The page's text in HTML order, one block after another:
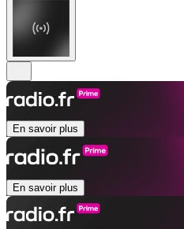
En savoir plus
En savoir plus